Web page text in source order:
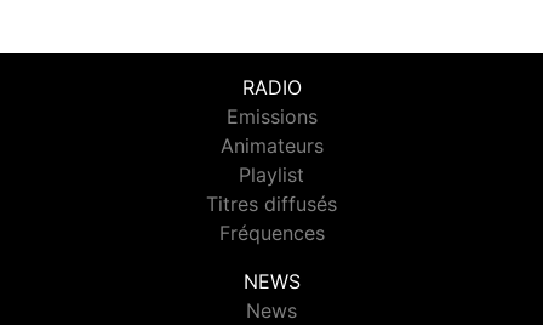
RADIO
Emissions
Animateurs
Playlist
Titres diffusés
Fréquences
NEWS
News